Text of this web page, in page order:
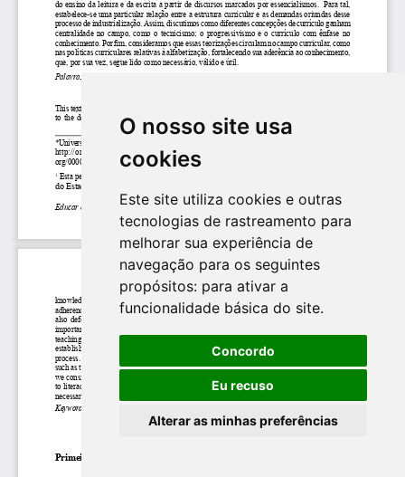
O nosso site usa
cookies
Este site utiliza cookies e outras
tecnologias de rastreamento para
melhorar sua experiência de
navegação para os seguintes
propósitos: para ativar a
funcionalidade básica do site.
Concordo
Eu recuso
Alterar as minhas preferências